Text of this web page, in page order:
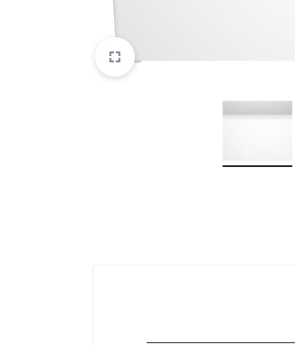
DATORTEHNIKA, PRECES
BIROJAM
SPORTAM UN ATPŪTAI